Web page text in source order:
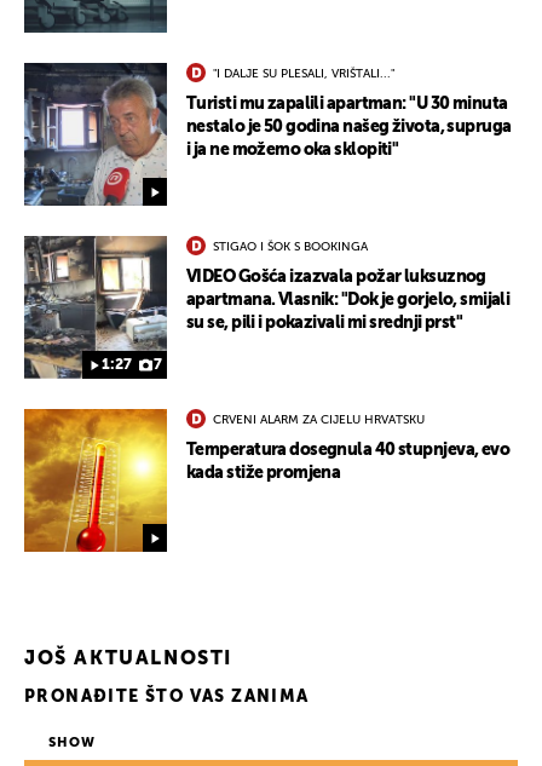
"I DALJE SU PLESALI, VRIŠTALI..."
Turisti mu zapalili apartman: "U 30 minuta
nestalo je 50 godina našeg života, supruga
i ja ne možemo oka sklopiti"
1:27 7
STIGAO I ŠOK S BOOKINGA
VIDEO Gošća izazvala požar luksuznog
apartmana. Vlasnik: "Dok je gorjelo, smijali
su se, pili i pokazivali mi srednji prst"
CRVENI ALARM ZA CIJELU HRVATSKU
Temperatura dosegnula 40 stupnjeva, evo
kada stiže promjena
JOŠ AKTUALNOSTI
PRONAĐITE ŠTO VAS ZANIMA
SHOW